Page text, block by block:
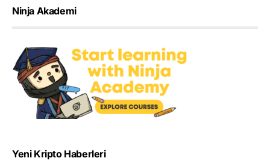
Ninja Akademi
Yeni Kripto Haberleri